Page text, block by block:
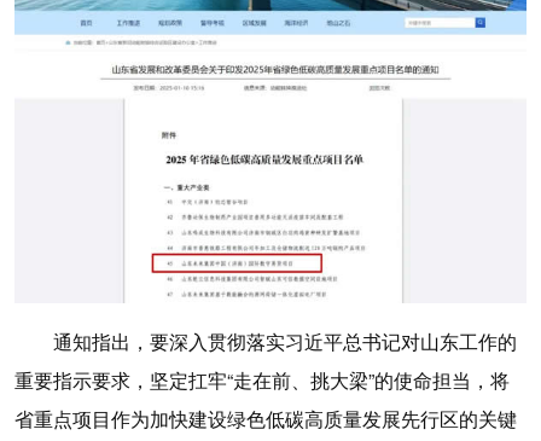
通知指出，要深入贯彻落实习近平总书记对山东工作的
重要指示要求，坚定扛牢“走在前、挑大梁”的使命担当，将
省重点项目作为加快建设绿色低碳高质量发展先行区的关键